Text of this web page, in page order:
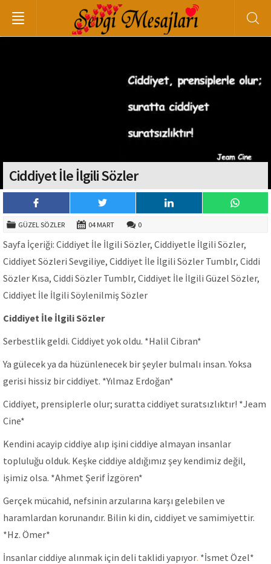
Ciddiyet İle İlgili Sözler
GÜZEL SÖZLER 04 MART 0
Sayfa İçeriği: Ciddiyet İle İlgili Sözler, Ciddiyetle İlgili Sözler,
Ciddiyet Sözleri Sevgiliye, Ciddiyet İle İlgili Sözler Tumblr, Ciddi
Sözler Kısa, Ciddi Sözler Tumblr, Ciddiyet İle İlgili Güzel Sözler,
Ciddiyet İle İlgili Söylenilmiş Sözler
Ciddiyet İle İlgili Sözler
Serbestlik geldi. Ciddiyet yok oldu. *Halil Cibran*
Ya gülecek ya da hüzünlenecek bir şeyler bulmalı insan. Yoksa
gerisi hissiz bir ciddiyet. *Yılmaz Erdoğan*
Ciddiyet, prensiplerle olur; suratta ciddiyet suratsızlıktır! *Jeam
Cine*
Kendini acayip ciddiye alıp işini ciddiye almayan insanlar
topluluğu olduk. Keşke ciddiye aldığımız şey kendimiz değil,
işimiz olsa. *Ahmet Şerif İzgören*
Gerçek mücahid, nefsinin arzularına karşı gelebilen ve
haramlardan korunandır. Bilin ki din, ciddiyet ve samimiyettir.
*Hz. Ömer*
İnsanlar ciddiye alınmak için deli taklidi yapıyor. *İsmet Özel*